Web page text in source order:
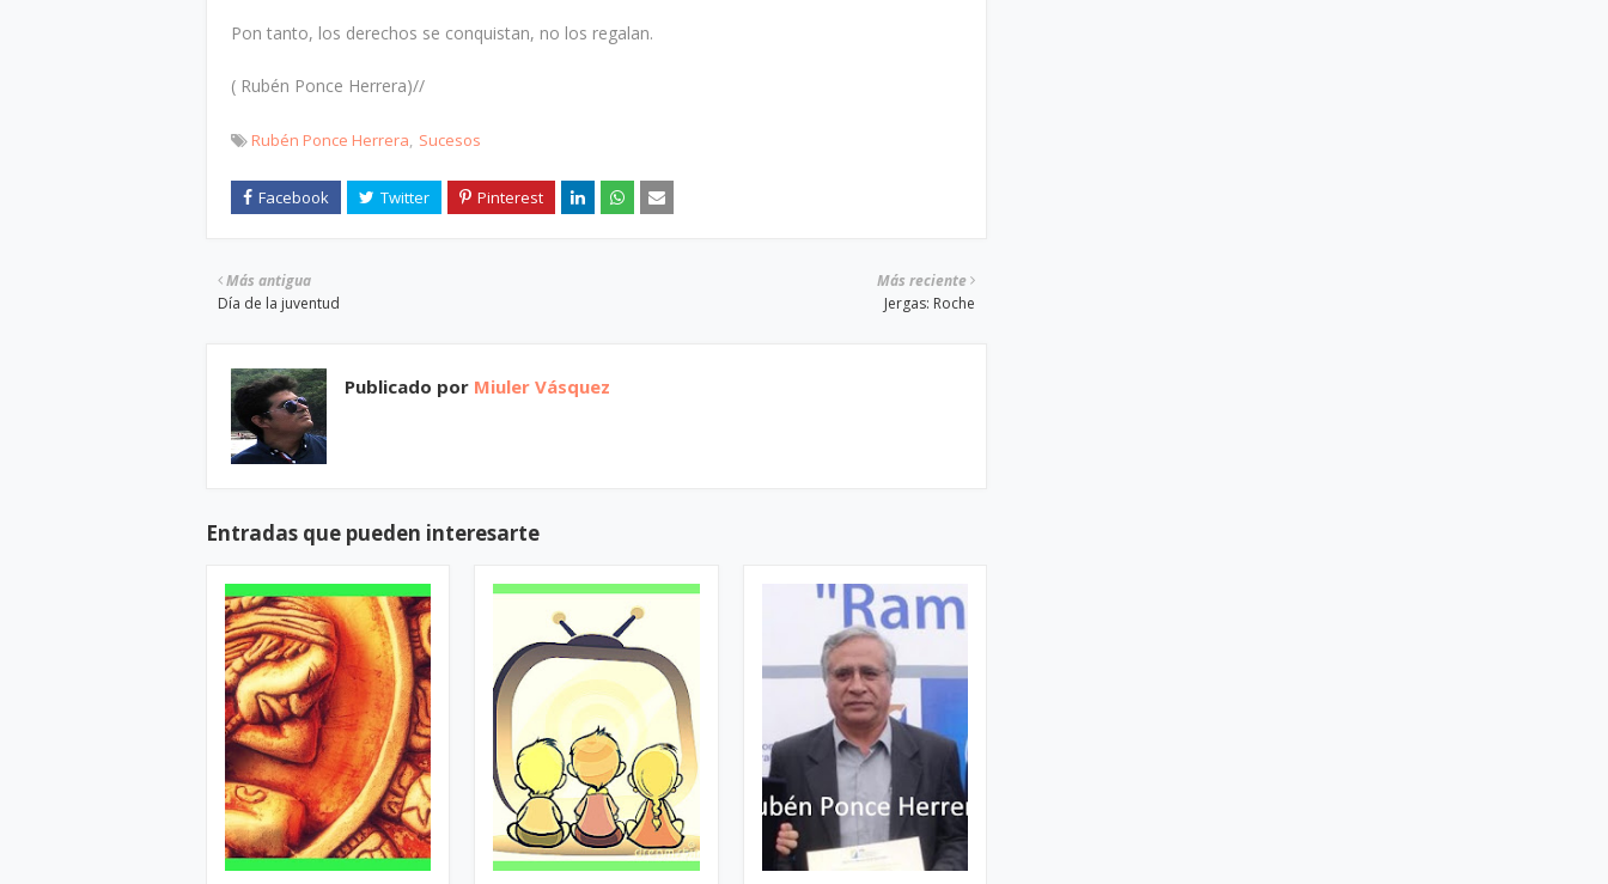
Pon tanto, los derechos se conquistan, no los regalan.
( Rubén Ponce Herrera)//
Rubén Ponce Herrera Sucesos
Más reciente
Jergas: Roche
Más antigua
Día de la juventud
Publicado por Miuler Vásquez
Entradas que pueden interesarte